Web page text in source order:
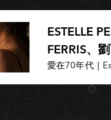
ESTELLE
FERRIS、
愛在70年代｜